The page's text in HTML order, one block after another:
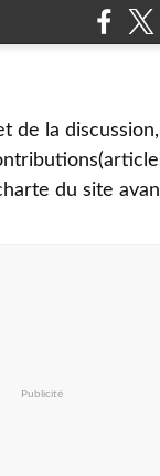
de la
du site
Publicité